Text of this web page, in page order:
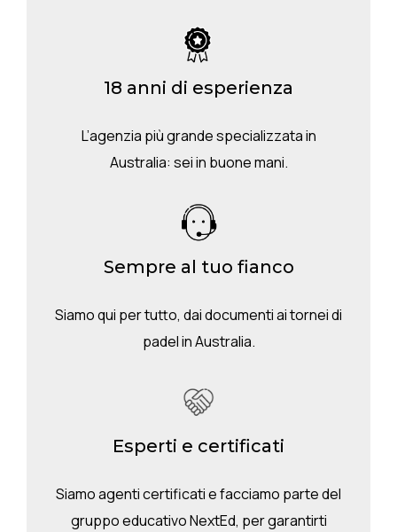
18 anni di esperienza
L’agenzia più grande specializzata in
Australia: sei in buone mani.
Sempre al tuo fianco
Siamo qui per tutto, dai documenti ai tornei di
padel in Australia.
Esperti e certificati
Siamo agenti certificati e facciamo parte del
gruppo educativo NextEd, per garantirti